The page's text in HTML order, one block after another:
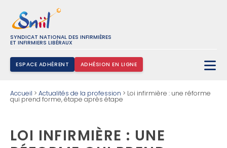
SYNDICAT NATIONAL DES INFIRMIÈRES
ET INFIRMIERS LIBÉRAUX
ESPACE ADHÉRENT ADHÉSION EN LIGNE
Accueil > Actualités de la profession > Loi infirmière : une réforme
qui prend forme, étape après étape
LOI INFIRMIÈRE : UNE